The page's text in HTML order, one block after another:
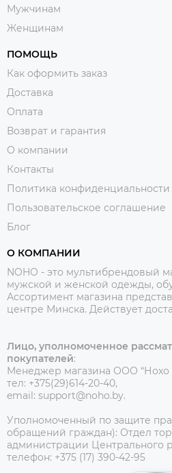
Мужчинам
Женщинам
ПОМОЩЬ
Как оформить заказ
Доставка
Оплата
Возврат и гарантия
О компании
Контакты
Политика
Пользовательское соглашение
Блог
О КОМПАНИИ
NOHO - это мультибрендовый
мужской и женской одежды,
Ассортимент магазина
центре Минска. Действует
Лицо, уполномоченное
покупателей:
Менеджер магазина ООО “Нохо
тел: +375(29)614-20-40,
email: support@noho.by.
Уполномоченный по защите
обращений граждан): Отдел
администрации Центрального
телефон: +375 (17) 390-42-95